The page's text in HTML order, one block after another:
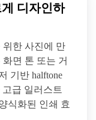
디자인하
위한 사진에 만
면 톤 또는 거
기반 halftone
고급 일러스트
식화된 인쇄 효